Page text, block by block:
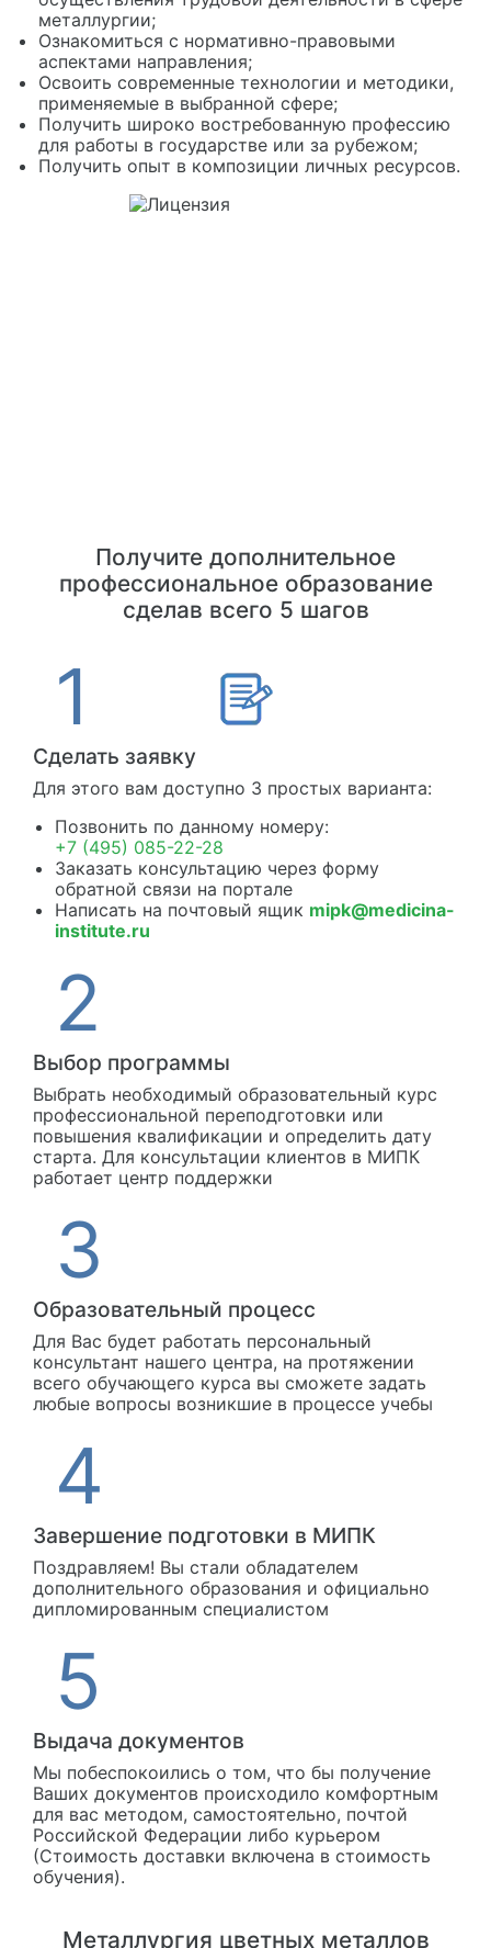
металлургии;
Ознакомиться с нормативно-правовыми
аспектами направления;
Освоить современные технологии и методики,
применяемые в выбранной сфере;
Получить широко востребованную профессию
для работы в государстве или за рубежом;
Получить опыт в композиции личных ресурсов.
Получите дополнительное
профессиональное образование
сделав всего 5 шагов
Сделать заявку
Для этого вам доступно 3 простых варианта:
Позвонить по данному номеру:
+7 (495) 085-22-28
Заказать консультацию через форму
обратной связи на портале
Написать на почтовый ящик mipk@medicina-
institute.ru
Выбор программы
Выбрать необходимый образовательный курс
профессиональной переподготовки или
повышения квалификации и определить дату
старта. Для консультации клиентов в МИПК
работает центр поддержки
Образовательный процесс
Для Вас будет работать персональный
консультант нашего центра, на протяжении
всего обучающего курса вы сможете задать
любые вопросы возникшие в процессе учебы
Завершение подготовки в МИПК
Поздравляем! Вы стали обладателем
дополнительного образования и официально
дипломированным специалистом
Выдача документов
Мы побеспокоились о том, что бы получение
Ваших документов происходило комфортным
для вас методом, самостоятельно, почтой
Российской Федерации либо курьером
(Стоимость доставки включена в стоимость
обучения).
Металлургия цветных металлов